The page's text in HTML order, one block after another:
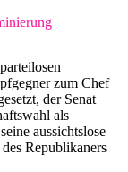
zum Chef
der Senat
als
aussichtslose
Republikaners